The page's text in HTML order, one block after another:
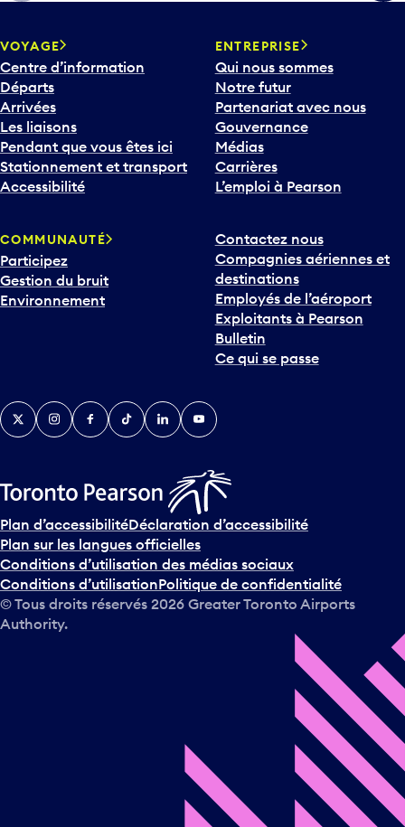
VOYAGE
Centre d’information
Départs
Arrivées
Les liaisons
Pendant que vous êtes ici
Stationnement et transport
Accessibilité
ENTREPRISE
Qui nous sommes
Notre futur
Partenariat avec nous
Gouvernance
Médias
Carrières
L’emploi à Pearson
COMMUNAUTÉ
Participez
Gestion du bruit
Environnement
Contactez nous
Compagnies aériennes et
destinations
Employés de l’aéroport
Exploitants à Pearson
Bulletin
Ce qui se passe
TwitterInstagramFacebook
TikTokLinkedInYouTube
Plan d’accessibilitéDéclaration d’accessibilité
Plan sur les langues officielles
Conditions d’utilisation des médias sociaux
Conditions d’utilisationPolitique de confidentialité
© Tous droits réservés 2026 Greater Toronto Airports
Authority.